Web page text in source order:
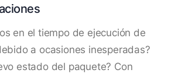
en el tiempo de ejecución de
a ocasiones inesperadas?
estado del paquete? Con